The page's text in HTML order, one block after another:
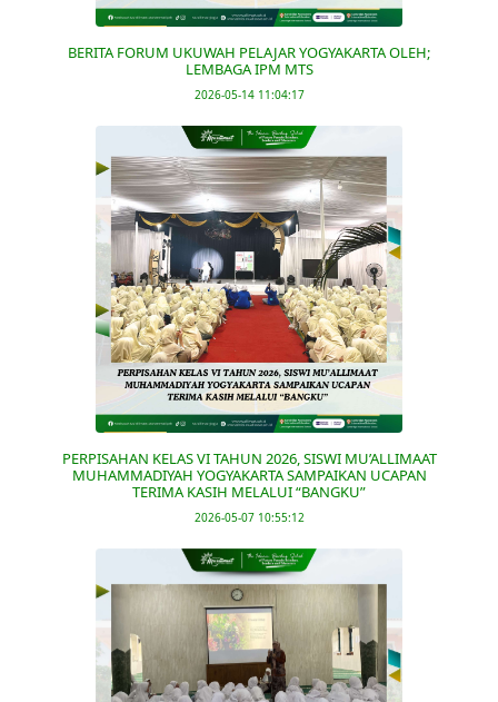
BERITA FORUM UKUWAH PELAJAR YOGYAKARTA OLEH;
LEMBAGA IPM MTS
2026-05-14 11:04:17
PERPISAHAN KELAS VI TAHUN 2026, SISWI MU’ALLIMAAT
MUHAMMADIYAH YOGYAKARTA SAMPAIKAN UCAPAN
TERIMA KASIH MELALUI “BANGKU”
2026-05-07 10:55:12